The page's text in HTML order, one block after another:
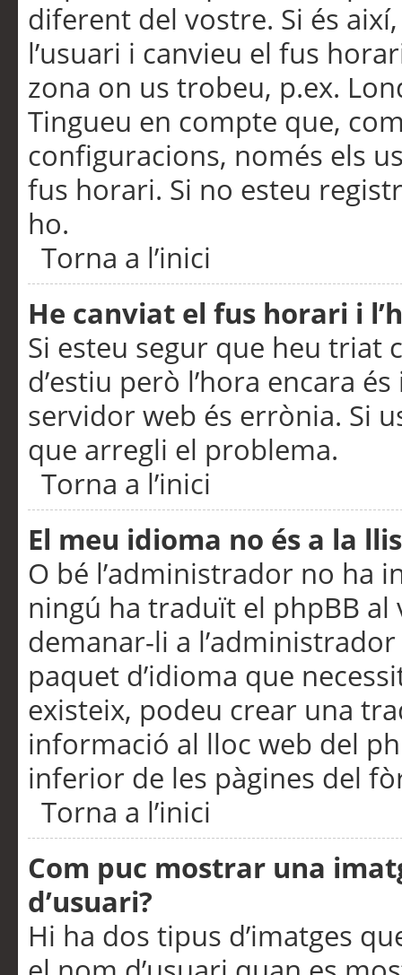
diferent del vostre. Si és
l’usuari i canvieu el fus
zona on us trobeu, p.ex.
Tingueu en compte que,
configuracions, només els
fus horari. Si no esteu
ho.
Torna a l’inici
He canviat el fus horari i
Si esteu segur que heu triat
d’estiu però l’hora encara
servidor web és errònia. Si
que arregli el problema.
Torna a l’inici
El meu idioma no és a la
O bé l’administrador no ha
ningú ha traduït el phpBB
demanar-li a
paquet d’idioma que
existeix, podeu crear una
informació al lloc web del
inferior de les pàgines del
Torna a l’inici
Com puc mostrar una
d’usuari?
Hi ha dos tipus d’imatges